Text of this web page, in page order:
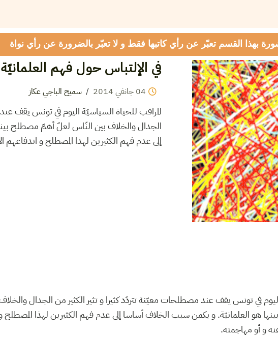
بهذا القسم تعبّر عن رأي كاتبها فقط و لا تعبّر بالضرورة عن رأي نواة
في الإلتباس حول فهم العلمانيّة
04 جانفي 2014
/ سميح الباجي عكاز
المراقب للحياة السياسيّة اليوم في تونس يقف
الجدال والخلاف بين النّاس لعلّ أهمّ مصطلح
إلى عدم فهم الكثيرين لهذا المصطلح و اندفاعهم
في تونس يقف عند مصطلحات معيّنة تتردّد كثيرا و تثير الكثير من الجدال
هو العلمانيّة. و يكمن سبب الخلاف أساسا إلى عدم فهم الكثيرين لهذا المصطلح
و أو مهاجمته.